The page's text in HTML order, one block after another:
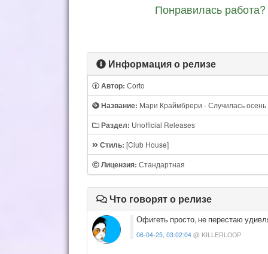
Понравилась
Информация о релизе
Автор: Сorto
Название: Мари Краймбрери - Случилась
Раздел: Unofficial Releases
Стиль: [Club House]
Лицензия: Стандартная
Что говорят о релизе
Офигеть просто, не перестаю
06-04-25, 03:02:04 @ KILLERLOOP